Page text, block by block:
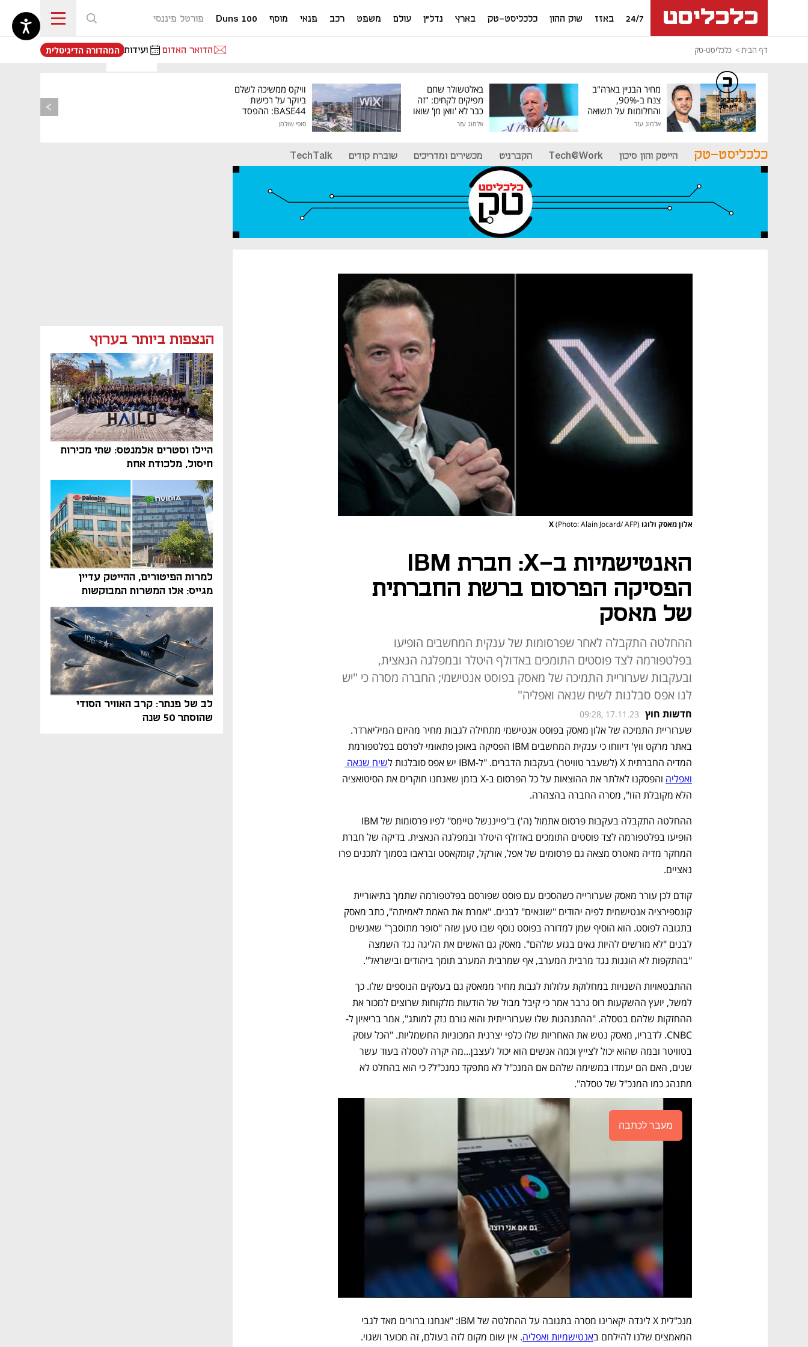
24/7 באזז שוק ההון כלכליסט-טק בארץ נדל"ן עולם משפט רכב פנאי מוסף Duns 100 פורטל פיננסי
דף הבית כלכליסט-טק הדואר האדום ועידות
נפתח בכרטיסייה חדשה
המהדורה הדיגיטלית
מחיר הבניין בארה"ב
צנח ב-90%,
והחלומות על תשואה
גבוהה התנפצו
אלמוג עזר
באלטשולר שחם
מפיקים לקחים: "זה
כבר לא 'וואן מן' שואו
של גילעד"
אלמוג עזר
וויקס ממשיכה לשלם
ביוקר על רכישת
BASE44: ההפסד
סופי שולמן
כלכליסט-טק הייטק והון סיכון Tech@Work הקברניט מכשירים ומדריכים שוברת קודים TechTalk
הנצפות ביותר בערוץ
היילו וסטרים אלמנטס: שתי מכירות
חיסול, מלכודת אחת
למרות הפיטורים, ההייטק עדיין
מגייס: אלו המשרות המבוקשות
והטיפים שיביאו אתכם לשם
לב של פנתר: קרב האוויר הסודי
שהוסתר 50 שנה
אלון מאסק ולוגו X (Photo: Alain Jocard/ AFP)
כלכליסט
דיגיטל
האנטישמיות ב-X: חברת IBM
הפסיקה הפרסום ברשת החברתית
של מאסק
ההחלטה התקבלה לאחר שפרסומות של ענקית המחשבים הופיעו
בפלטפורמה לצד פוסטים התומכים באדולף היטלר ובמפלגה הנאצית,
ובעקבות שערוריית התמיכה של מאסק בפוסט אנטישמי; החברה מסרה כי "יש
לנו אפס סבלנות לשיח שנאה ואפליה"
חדשות חוץ 09:28, 17.11.23
המדיה החברתית X (לשעבר טוויטר) בעקבות הדברים. "ל-IBM יש אפס סובלנות ל
ואפליה
הלא מקובלת הזו", מסרה החברה בהצהרה.
נאציים.
"בהתקפות לא הוגנות נגד מרבית המערב, אף שמרבית המערב תומך ביהודים ובישראל".
ההחזקות שלהם בטסלה. "ההתנהגות שלו שערורייתית והוא גורם נזק למותג", אמר בריאיון ל-
מתנהג כמו המנכ"ל של טסלה".
מעבר לכתבה
המאמצים שלנו להילחם באנטישמיות ואפליה